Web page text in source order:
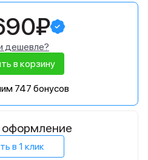
дешевле?
в корзину
747 бонусов
оформление
в 1 клик